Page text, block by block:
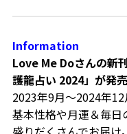
Information
Love Me Doさんの新
護龍占い 2024」が発
2023年9月～2024年12
基本性格や月運＆毎日